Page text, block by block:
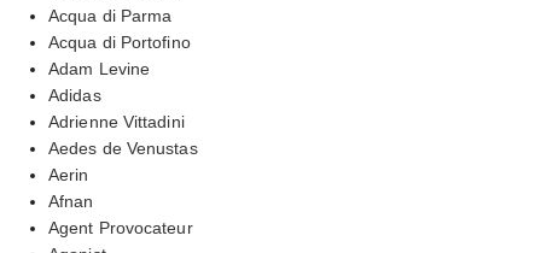
Acqua di Parma
Acqua di Portofino
Adam Levine
Adidas
Adrienne Vittadini
Aedes de Venustas
Aerin
Afnan
Agent Provocateur